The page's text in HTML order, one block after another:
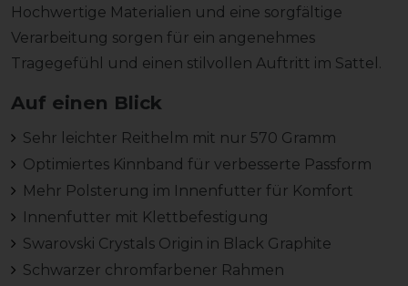
Hochwertige Materialien und eine sorgfältige
Verarbeitung sorgen für ein angenehmes
Tragegefühl und einen stilvollen Auftritt im Sattel.
Auf einen Blick
Sehr leichter Reithelm mit nur 570 Gramm
Optimiertes Kinnband für verbesserte Passform
Mehr Polsterung im Innenfutter für Komfort
Innenfutter mit Klettbefestigung
Swarovski Crystals Origin in Black Graphite
Schwarzer chromfarbener Rahmen